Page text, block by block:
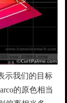
示我们的目标
的原色相当